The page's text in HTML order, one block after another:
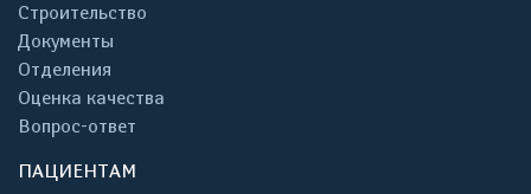
Строительство
Документы
Отделения
Оценка качества
Вопрос-ответ
ПАЦИЕНТАМ